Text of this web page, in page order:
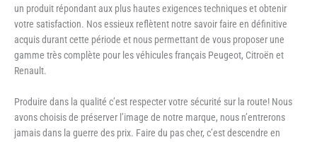
un produit répondant aux plus hautes exigences techniques et obtenir
votre satisfaction. Nos essieux reflètent notre savoir faire en définitive
acquis durant cette période et nous permettant de vous proposer une
gamme très complète pour les véhicules français Peugeot, Citroën et
Renault.
Produire dans la qualité c’est respecter votre sécurité sur la route! Nous
avons choisis de préserver l’image de notre marque, nous n’entrerons
jamais dans la guerre des prix. Faire du pas cher, c’est descendre en